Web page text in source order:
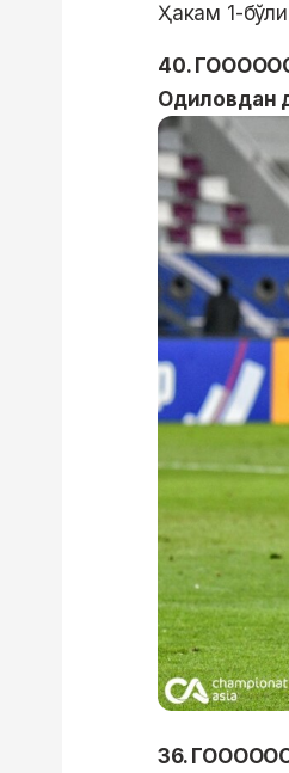
Ҳакам 1-
40.
Одиловдан
36.